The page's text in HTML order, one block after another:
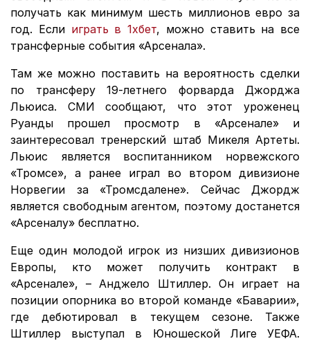
получать как минимум шесть миллионов евро за
год. Если играть в 1хбет, можно ставить на все
трансферные события «Арсенала».
Там же можно поставить на вероятность сделки
по трансферу 19-летнего форварда Джорджа
Льюиса. СМИ сообщают, что этот уроженец
Руанды прошел просмотр в «Арсенале» и
заинтересовал тренерский штаб Микеля Артеты.
Льюис является воспитанником норвежского
«Тромсе», а ранее играл во втором дивизионе
Норвегии за «Тромсдалене». Сейчас Джордж
является свободным агентом, поэтому достанется
«Арсеналу» бесплатно.
Еще один молодой игрок из низших дивизионов
Европы, кто может получить контракт в
«Арсенале», – Анджело Штиллер. Он играет на
позиции опорника во второй команде «Баварии»,
где дебютировал в текущем сезоне. Также
Штиллер выступал в Юношеской Лиге УЕФА.